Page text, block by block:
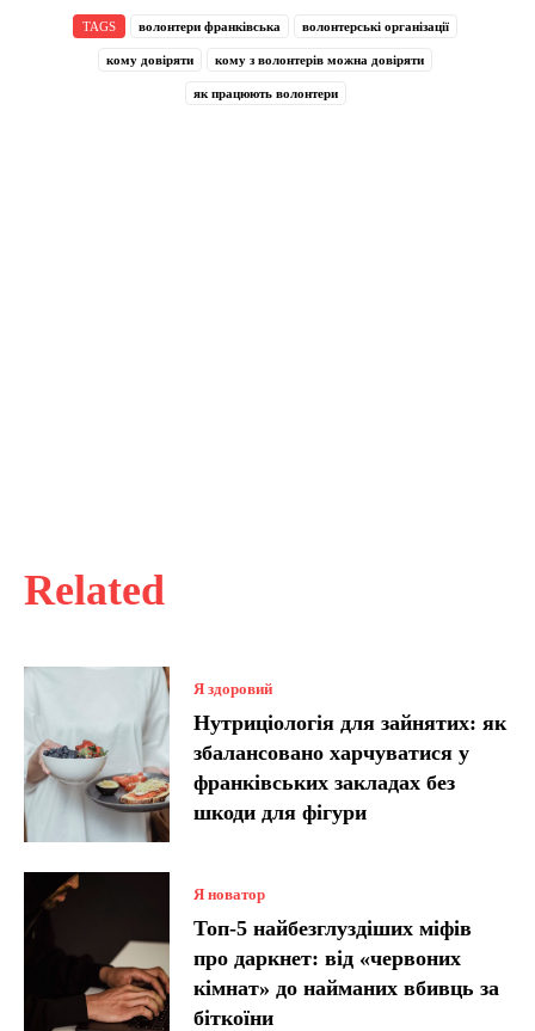
Related
Я здоровий
Нутриціологія для зайнятих: як
збалансовано харчуватися у
франківських закладах без
шкоди для фігури
Я новатор
Топ-5 найбезглуздіших міфів
про даркнет: від «червоних
кімнат» до найманих вбивць за
біткоїни
TAGS волонтери франківська волонтерські організації
кому довіряти кому з волонтерів можна довіряти
як працюють волонтери